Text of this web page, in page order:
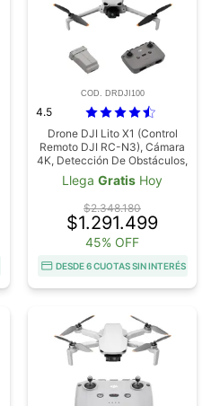
COD. DRDJI100
4.5
Drone DJI Lito X1 (Control
Remoto DJI RC-N3), Cámara
4K, Detección De Obstáculos,
ActiveTrack, Sensor De 1/1.3
Pulgadas, 1 Batería
Llega Gratis Hoy
$2.348.180
$1.291.499
45% OFF
DESDE 6 CUOTAS SIN INTERÉS